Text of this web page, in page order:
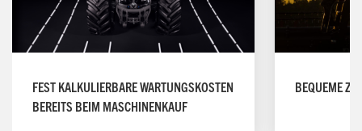
FEST KALKULIERBARE WARTUNGSKOSTEN
BEREITS BEIM MASCHINENKAUF
BEQUEME